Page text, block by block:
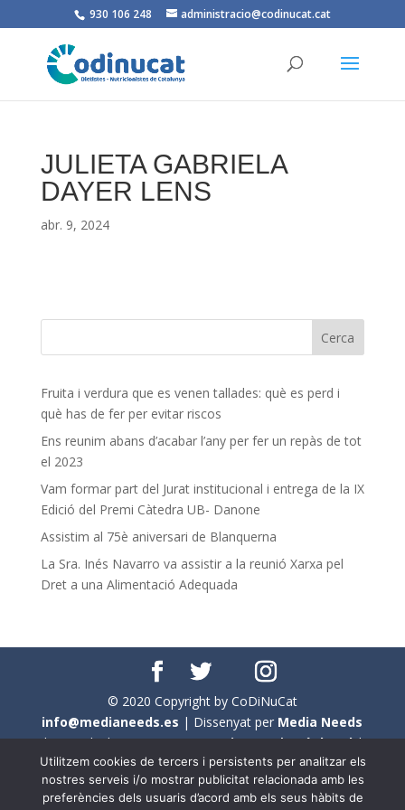
930 106 248 administracio@codinucat.cat
JULIETA GABRIELA
DAYER LENS
abr. 9, 2024
Fruita i verdura que es venen tallades: què es perd i
què has de fer per evitar riscos
Ens reunim abans d’acabar l’any per fer un repàs de tot
el 2023
Vam formar part del Jurat institucional i entrega de la IX
Edició del Premi Càtedra UB- Danone
Assistim al 75è aniversari de Blanquerna
La Sra. Inés Navarro va assistir a la reunió Xarxa pel
Dret a una Alimentació Adequada
© 2020 Copyright by CoDiNuCat
info@medianeeds.es | Dissenyat per Media Needs
| Tots els drets reservats aCoDiNuCat |Avís legal|
Avís per cookies
En aquest web s'ha tingut en compte l'ús no sexista del
Utilitzem cookies de tercers i persistents per analitzar els
nostres serveis i/o mostrar publicitat relacionada amb les
preferències dels usuaris d’acord amb els seus hàbits de